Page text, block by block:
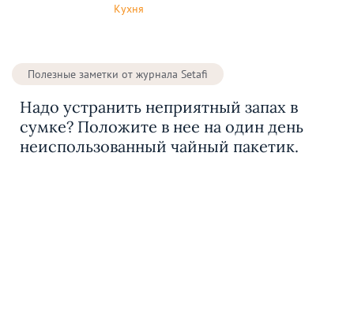
Кухня
Полезные заметки от журнала Setafi